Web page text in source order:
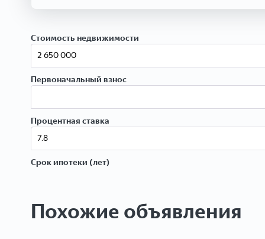
Стоимость недвижимости
Первоначальный взнос
Процентная ставка
Срок ипотеки (лет)
Похожие объявления